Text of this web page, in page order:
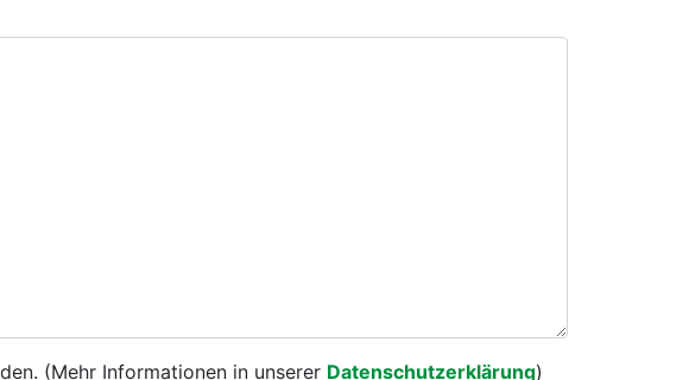
(Mehr Informationen in unserer Datenschutzerklärung)